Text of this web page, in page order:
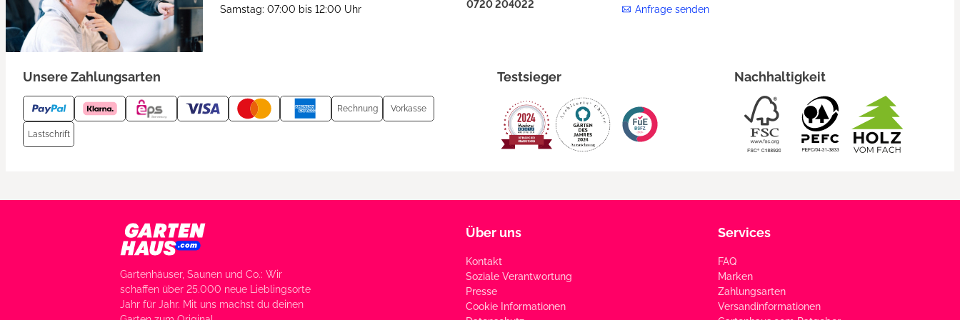
Samstag: 07:00 bis 12:00 Uhr
0720 204022
Anfrage senden
Unsere Zahlungsarten
Rechnung Vorkasse
Lastschrift
Testsieger Nachhaltigkeit
Gartenhäuser, Saunen und Co.: Wir
schaffen über 25.000 neue Lieblingsorte
Jahr für Jahr. Mit uns machst du deinen
Über uns
Kontakt
Soziale Verantwortung
Presse
Cookie Informationen
Services
FAQ
Marken
Zahlungsarten
Versandinformationen